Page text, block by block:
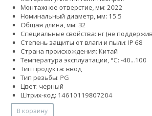
Монтажное отверстие, мм: 2022
Номинальный диаметр, мм: 15.5
Общая длина, мм: 32
Специальные свойства: нг (не
Степень защиты от влаги и пыли: IP 68
Страна происхождения: Китай
Температура эксплуатации, °С: -40...100
Тип продукта: ввод
Тип резьбы: PG
Цвет: черный
Штрих-код: 14610119807204
В корзину